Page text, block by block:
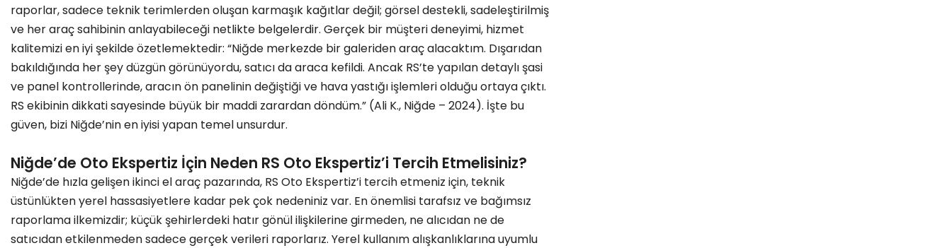
raporlar, sadece teknik terimlerden oluşan karmaşık kağıtlar değil; görsel destekli, sadeleştirilmiş
ve her araç sahibinin anlayabileceği netlikte belgelerdir. Gerçek bir müşteri deneyimi, hizmet
kalitemizi en iyi şekilde özetlemektedir: “Niğde merkezde bir galeriden araç alacaktım. Dışarıdan
bakıldığında her şey düzgün görünüyordu, satıcı da araca kefildi. Ancak RS’te yapılan detaylı şasi
ve panel kontrollerinde, aracın ön panelinin değiştiği ve hava yastığı işlemleri olduğu ortaya çıktı.
RS ekibinin dikkati sayesinde büyük bir maddi zarardan döndüm.” (Ali K., Niğde – 2024). İşte bu
güven, bizi Niğde’nin en iyisi yapan temel unsurdur.
Niğde’de Oto Ekspertiz İçin Neden RS Oto Ekspertiz’i Tercih Etmelisiniz?
Niğde’de hızla gelişen ikinci el araç pazarında, RS Oto Ekspertiz’i tercih etmeniz için, teknik
üstünlükten yerel hassasiyetlere kadar pek çok nedeniniz var. En önemlisi tarafsız ve bağımsız
raporlama ilkemizdir; küçük şehirlerdeki hatır gönül ilişkilerine girmeden, ne alıcıdan ne de
satıcıdan etkilenmeden sadece gerçek verileri raporlarız. Yerel kullanım alışkanlıklarına uyumlu